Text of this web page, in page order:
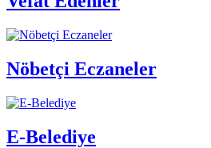
Nöbetçi Eczaneler
E-Belediye